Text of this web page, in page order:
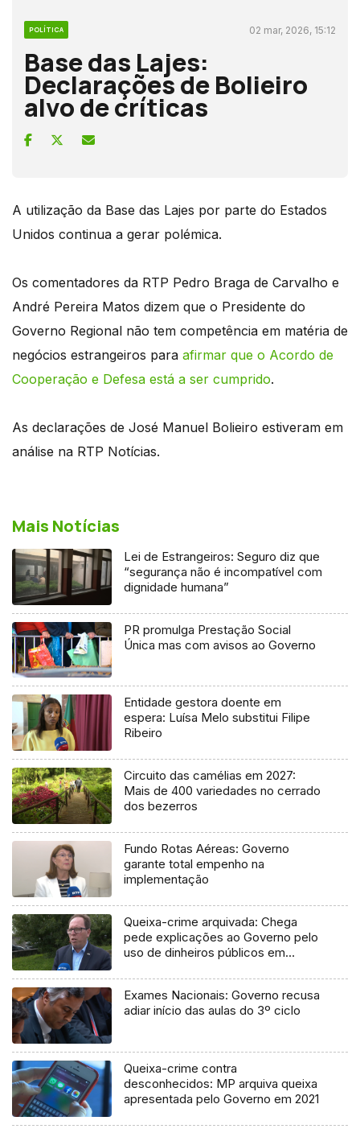
POLÍTICA 02 mar, 2026, 15:12
Base das Lajes:
Declarações de Bolieiro
alvo de críticas
A utilização da Base das Lajes por parte do Estados
Unidos continua a gerar polémica.
Os comentadores da RTP Pedro Braga de Carvalho e
André Pereira Matos dizem que o Presidente do
Governo Regional não tem competência em matéria de
negócios estrangeiros para afirmar que o Acordo de
Cooperação e Defesa está a ser cumprido.
As declarações de José Manuel Bolieiro estiveram em
análise na RTP Notícias.
Mais Notícias
Lei de Estrangeiros: Seguro diz que
“segurança não é incompatível com
dignidade humana”
PR promulga Prestação Social
Única mas com avisos ao Governo
Entidade gestora doente em
espera: Luísa Melo substitui Filipe
Ribeiro
Circuito das camélias em 2027:
Mais de 400 variedades no cerrado
dos bezerros
Fundo Rotas Aéreas: Governo
garante total empenho na
implementação
Queixa-crime arquivada: Chega
pede explicações ao Governo pelo
uso de dinheiros públicos em
Exames Nacionais: Governo recusa
adiar início das aulas do 3º ciclo
Queixa-crime contra
desconhecidos: MP arquiva queixa
apresentada pelo Governo em 2021